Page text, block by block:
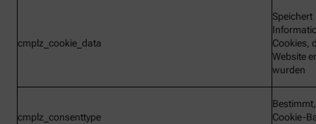
cmplz_cookie_data
Speichert
Cookies,
Website
wurden
cmplz_consenttype
Cookie-